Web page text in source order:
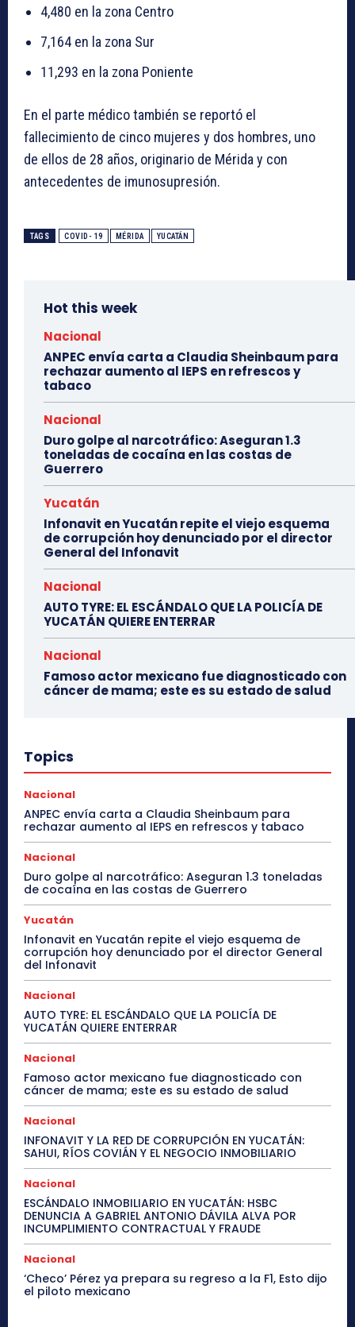
4,480 en la zona Centro
7,164 en la zona Sur
11,293 en la zona Poniente
En el parte médico también se reportó el
fallecimiento de cinco mujeres y dos hombres, uno
de ellos de 28 años, originario de Mérida y con
antecedentes de imunosupresión.
TAGS COVID- 19 MÉRIDA YUCATÁN
Hot this week
Nacional
ANPEC envía carta a Claudia Sheinbaum para
rechazar aumento al IEPS en refrescos y
tabaco
Nacional
Duro golpe al narcotráfico: Aseguran 1.3
toneladas de cocaína en las costas de
Guerrero
Yucatán
Infonavit en Yucatán repite el viejo esquema
de corrupción hoy denunciado por el director
General del Infonavit
Nacional
AUTO TYRE: EL ESCÁNDALO QUE LA POLICÍA DE
YUCATÁN QUIERE ENTERRAR
Nacional
Famoso actor mexicano fue diagnosticado con
cáncer de mama; este es su estado de salud
Topics
Nacional
ANPEC envía carta a Claudia Sheinbaum para
rechazar aumento al IEPS en refrescos y tabaco
Nacional
Duro golpe al narcotráfico: Aseguran 1.3 toneladas
de cocaína en las costas de Guerrero
Yucatán
Infonavit en Yucatán repite el viejo esquema de
corrupción hoy denunciado por el director General
del Infonavit
Nacional
AUTO TYRE: EL ESCÁNDALO QUE LA POLICÍA DE
YUCATÁN QUIERE ENTERRAR
Nacional
Famoso actor mexicano fue diagnosticado con
cáncer de mama; este es su estado de salud
Nacional
INFONAVIT Y LA RED DE CORRUPCIÓN EN YUCATÁN:
SAHUI, RÍOS COVIÁN Y EL NEGOCIO INMOBILIARIO
Nacional
ESCÁNDALO INMOBILIARIO EN YUCATÁN: HSBC
DENUNCIA A GABRIEL ANTONIO DÁVILA ALVA POR
INCUMPLIMIENTO CONTRACTUAL Y FRAUDE
Nacional
‘Checo’ Pérez ya prepara su regreso a la F1, Esto dijo
el piloto mexicano